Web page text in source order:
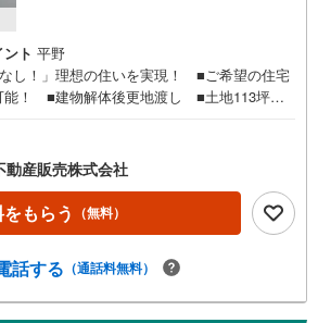
ト 平野
し！」理想の住いを実現！ ■ご希望の住宅
能！ ■建物解体後更地渡し ■土地113坪以
パ 松屋不動産販売 のつよみ●・豊橋市・豊
浜松市の4店舗営業中！三河エリア・遠州エ
らおまかせください。新築戸建、中古戸建、
ン、土地をお客様のご希望に合わせてご提案
・中古物件のリフォーム実績多数！中古物件
新築購入より低コストで、新築同様の快適な
産販売株式会社
もらう （無料）
話する （通話料無料）